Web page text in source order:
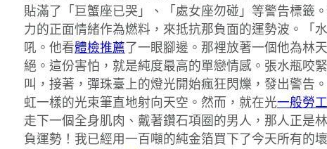
貼滿了「巨蟹座已哭」、「處女座勿碰」等警告標籤
力的正面情緒作為燃料，來抵抗那負面的運勢波。「
吼。他看體檢推薦了一眼腳邊。那裡放著一個他為林
絕。這份害怕，就是純度最高的單戀情感。張水瓶咬
叫，接著，彈珠臺上的燈光開始瘋狂閃爍，發出警告
虹一樣的光束筆直地射向天空。然而，就在光一般勞
走下一個全身肌肉、戴著鑽石項圈的男人，那人正
負運勢！我已經用一百噸的純金箔買下了今天所有的